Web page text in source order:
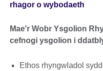
rhagor o wybodaeth
Mae'r Wobr Ysgolion
cefnogi ysgolion i
Ethos rhyngwladol